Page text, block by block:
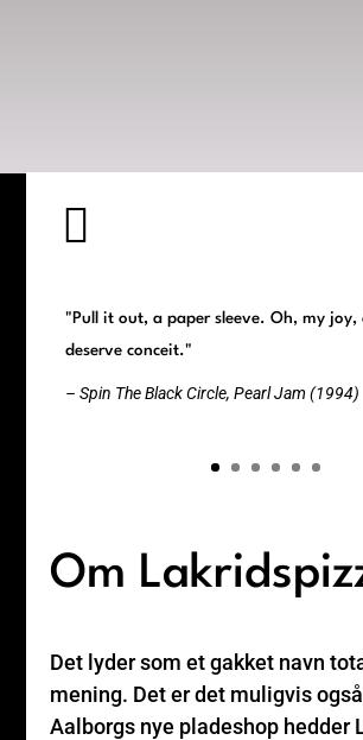

"Pull it out, a paper sleeve. Oh, my joy,
deserve conceit."
– Spin The Black Circle, Pearl Jam (1994)
Om
Det lyder som et gakket navn
mening. Det er det muligvis
Aalborgs nye pladeshop hedder